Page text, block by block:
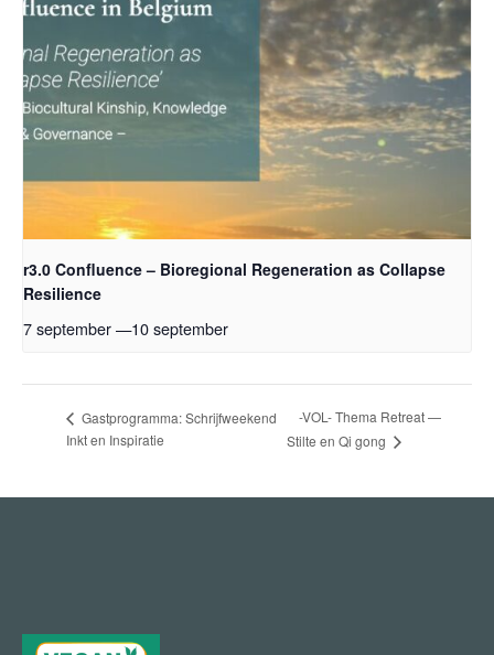
r3.0 Confluence – Bioregional Regeneration as Collapse
Resilience
7 september—10 september
Gastprogramma: Schrijfweekend
Inkt en Inspiratie
-VOL- Thema Retreat —
Stilte en Qi gong